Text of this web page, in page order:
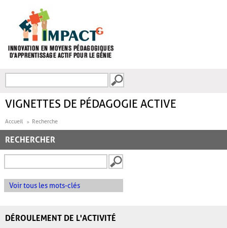
FORMULAIRE DE
VIGNETTES DE PÉDAGOGIE ACTIVE
Accueil Recherche
RECHERCHER
Voir tous les mots-clés
DÉROULEMENT DE L'ACTIVITÉ